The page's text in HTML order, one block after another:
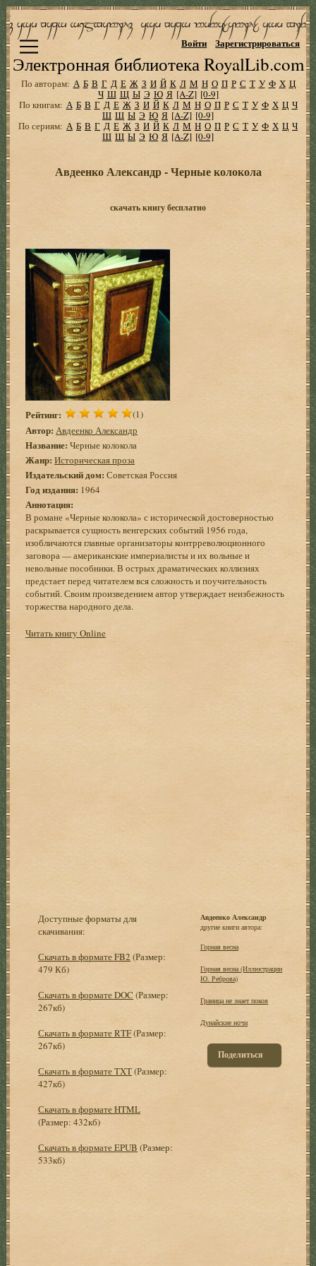
Электронная библиотека RoyalLib.com
Войти Зарегистрироваться
По авторам: А Б В Г Д Е Ж З И Й К Л М Н О П Р С Т У Ф Х Ц
Ч Ш Щ Ы Э Ю Я [A-Z] [0-9]
По книгам: А Б В Г Д Е Ж З И Й К Л М Н О П Р С Т У Ф Х Ц Ч
Ш Щ Ы Э Ю Я [A-Z] [0-9]
По сериям: А Б В Г Д Е Ж З И Й К Л М Н О П Р С Т У Ф Х Ц Ч
Ш Щ Ы Э Ю Я [A-Z] [0-9]
Авдеенко Александр - Черные колокола
скачать книгу бесплатно
Рейтинг: (1)
Автор: Авдеенко Александр
Название: Черные колокола
Жанр: Историческая проза
Издательский дом: Советская Россия
Год издания: 1964
Аннотация:
В романе «Черные колокола» с исторической достоверностью
раскрывается сущность венгерских событий 1956 года,
изобличаются главные организаторы контрреволюционного
заговора — американские империалисты и их вольные и
невольные пособники. В острых драматических коллизиях
предстает перед читателем вся сложность и поучительность
событий. Своим произведением автор утверждает неизбежность
торжества народного дела.
Читать книгу Online
Доступные форматы для
скачивания:
Скачать в формате FB2 (Размер:
479 Кб)
Скачать в формате DOC (Размер:
267кб)
Скачать в формате RTF(Размер:
267кб)
Скачать в формате TXT(Размер:
427кб)
Скачать в формате HTML
(Размер: 432кб)
Скачать в формате EPUB (Размер:
533кб)
Авдеенко Александр
другие книги автора:
Горная весна
Горная весна (Иллюстрации
Ю. Реброва)
Граница не знает покоя
Дунайские ночи
Поделиться